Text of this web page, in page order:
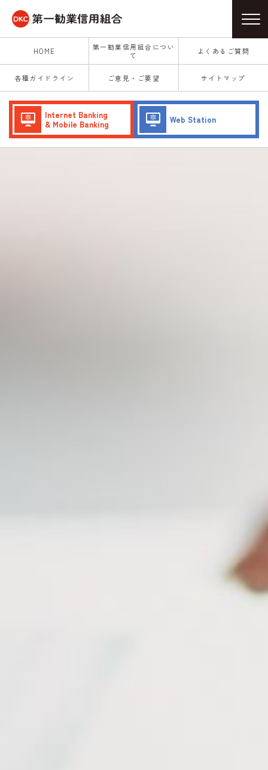
HOME
第一勧業信用組合につい
て
よくあるご質問
各種ガイドライン ご意見・ご要望 サイトマップ
Internet Banking
& Mobile Banking
Web Station